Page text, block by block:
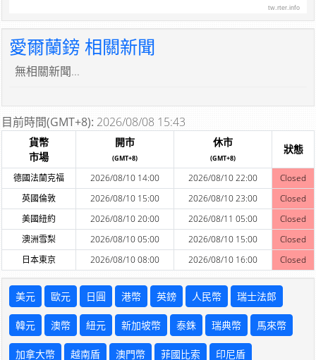
tw.rter.info
愛爾蘭鎊 相關新聞
無相關新聞...
目前時間(GMT+8): 2026/08/08 15:43
貨幣
市場
開市
(GMT+8)
休市
(GMT+8)
狀態
德國法蘭克福 2026/08/10 14:00 2026/08/10 22:00
Closed
英國倫敦
2026/08/10 15:00 2026/08/10 23:00
Closed
美國紐約
2026/08/10 20:00 2026/08/11 05:00
Closed
澳洲雪梨
2026/08/10 05:00 2026/08/10 15:00
Closed
日本東京
2026/08/10 08:00 2026/08/10 16:00 Closed
美元 歐元 日圓 港幣 英鎊 人民幣 瑞士法郎
韓元 澳幣 紐元 新加坡幣 泰銖 瑞典幣 馬來幣
加拿大幣 越南盾 澳門幣 菲國比索 印尼盾